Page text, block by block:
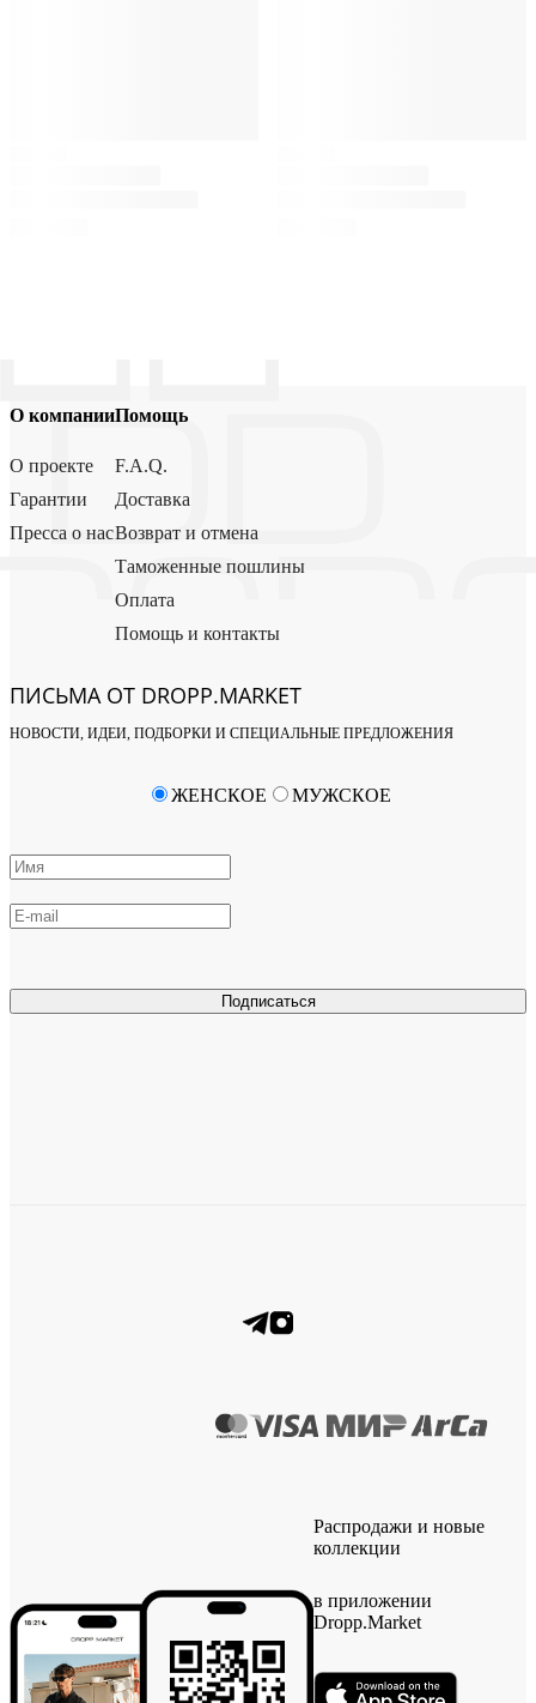
О компании
О проекте
Гарантии
Пресса о нас
Помощь
F.A.Q.
Доставка
Возврат и отмена
Таможенные пошлины
Оплата
Помощь и контакты
ПИСЬМА ОТ DROPP.MARKET
НОВОСТИ, ИДЕИ, ПОДБОРКИ И СПЕЦИАЛЬНЫЕ ПРЕДЛОЖЕНИЯ
Подписаться
ЖЕНСКОЕ МУЖСКОЕ
Распродажи и новые
коллекции
в приложении
Dropp.Market